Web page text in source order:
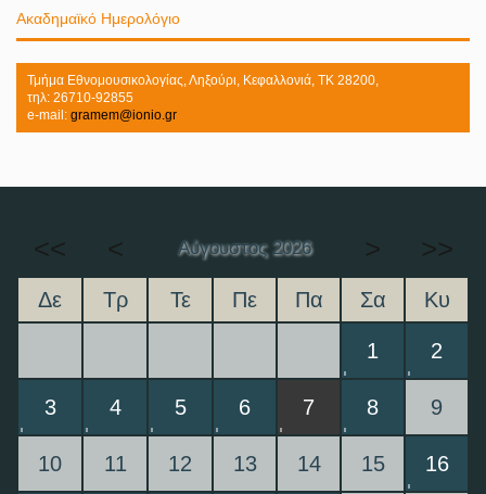
Ακαδημαϊκό Ημερολόγιο
Τμήμα Εθνομουσικολογίας, Ληξούρι, Κεφαλλονιά, ΤΚ 28200,
τηλ: 26710-92855
e-mail: gramem@ionio.gr
<< < Αύγουστος 2026 > >>
Δε Τρ Τε Πε Πα Σα Κυ
1 2
3 4 5 6 7 8 9
10 11 12 13 14 15 16